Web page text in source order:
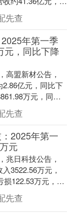
市公....
先查
年第一季
元，同比下降
高盟新材公告，
亿元，同比下
万元，同比
先查
2025年第一
元
兆日科技公告，
3522.56万元，
损122.53万元，去
先查